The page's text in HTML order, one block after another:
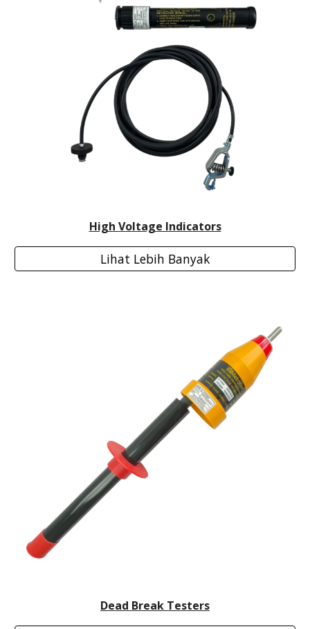
High Voltage Indicators
Lihat Lebih Banyak
Dead Break Testers